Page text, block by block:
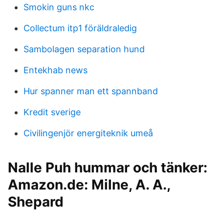
Smokin guns nkc
Collectum itp1 föräldraledig
Sambolagen separation hund
Entekhab news
Hur spanner man ett spannband
Kredit sverige
Civilingenjör energiteknik umeå
Nalle Puh hummar och tänker:
Amazon.de: Milne, A. A.,
Shepard